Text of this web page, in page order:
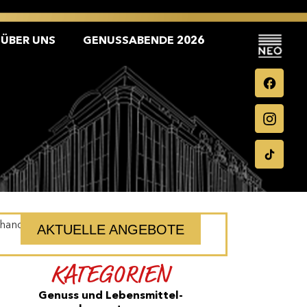
ÜBER UNS GENUSSABENDE 2026
AKTUELLE ANGEBOTE
KATEGORIEN
Genuss und Lebensmittel­